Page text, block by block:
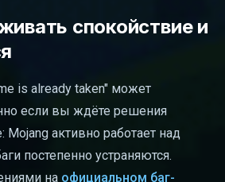
спокойствие и
is already taken" может
если вы ждёте решения
Mojang активно работает над
постепенно устраняются.
на официальном баг-